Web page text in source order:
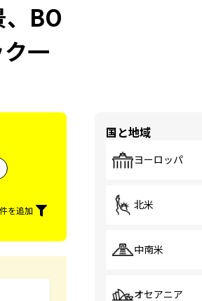
BO
一
を追加
国と地域
ヨーロッパ
北米
中南米
オセアニア